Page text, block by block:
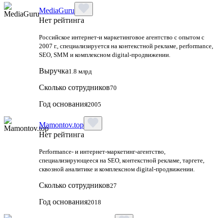
MediaGuru
Нет рейтинга
Российское интернет-и маркетинговое агентство с опытом с
2007 г., специализируется на контекстной рекламе, performance,
SEO, SMM и комплексном digital-продвижении.
Выручка1.8 млрд
Сколько сотрудников70
Год основания2005
Mamontov.top
Нет рейтинга
Performance‑ и интернет‑маркетинг‑агентство,
специализирующееся на SEO, контекстной рекламе, таргете,
сквозной аналитике и комплексном digital‑продвижении.
Сколько сотрудников27
Год основания2018